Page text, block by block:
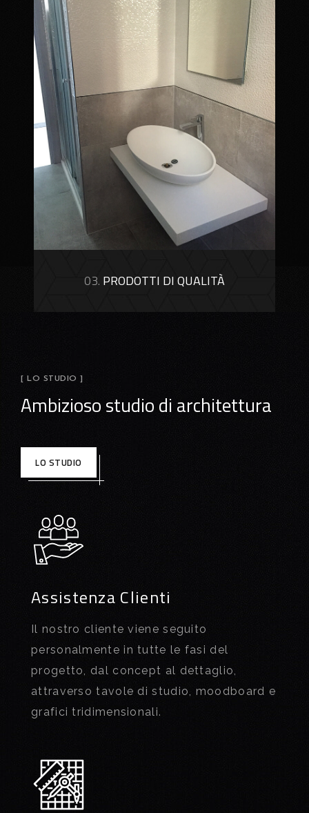
03. PRODOTTI DI QUALITÀ
[ LO STUDIO ]
Ambizioso studio di architettura
LO STUDIO
Assistenza Clienti
Il nostro cliente viene seguito
personalmente in tutte le fasi del
progetto, dal concept al dettaglio,
attraverso tavole di studio, moodboard e
grafici tridimensionali.